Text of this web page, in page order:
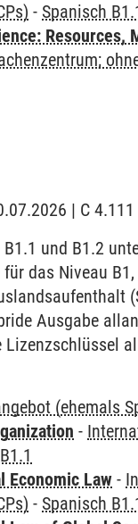
- Spanisch
Resources,
| C 4.111
und B1.2
das Niveau
Ausgabe
(ehemals
-
Economic Law -
- Spanisch